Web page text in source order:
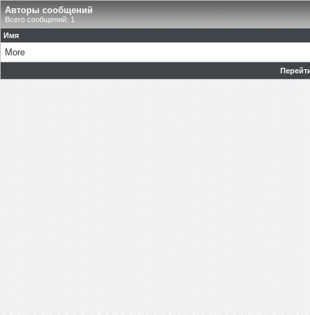
Авторы сообщений
Всего сообщений: 1
Имя
More